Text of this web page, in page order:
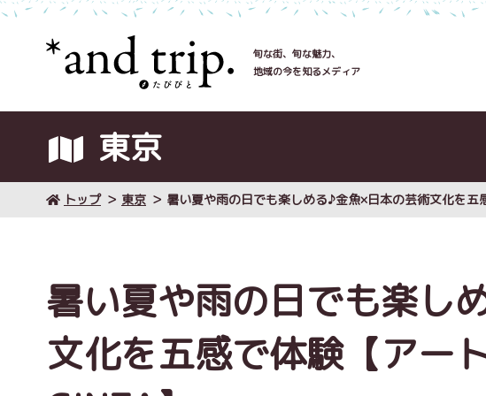
旬な街、旬な魅力、
地域の今を知るメディア
東京
トップ 東京 暑い夏や雨の日でも楽しめる♪金魚×日本の芸術文化を五
暑い夏や雨の日でも楽し
文化を五感で体験【アー